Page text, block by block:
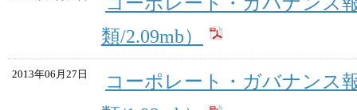
類/2.09mb）
2013年06月27日
コーポレート・ガバナンス